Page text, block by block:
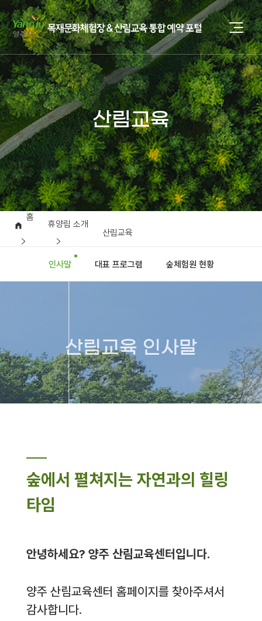
산림교육
홈
휴양림 소개
산림교육
인사말 대표 프로그램 숲체험원 현황
산림교육 인사말
숲에서 펼쳐지는 자연과의 힐링
타임
안녕하세요? 양주 산림교육센터입니다.
양주 산림교육센터 홈페이지를 찾아주셔서
감사합니다.